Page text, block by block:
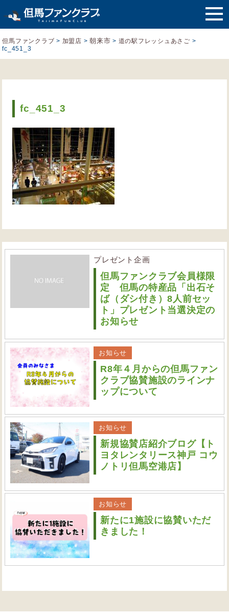
但馬ファンクラブ > 加盟店 >朝来市 > 道の駅フレッシュあさご >
fc_451_3
fc_451_3
プレゼント企画
但馬ファンクラブ会員様限
定 但馬の特産品「出石そ
ば（ダシ付き）8人前セッ
ト」プレゼント当選決定の
お知らせ
お知らせ
R8年４月からの但馬ファン
クラブ協賛施設のラインナ
ップについて
お知らせ
新規協賛店紹介ブログ【ト
ヨタレンタリース神戸 コウ
ノトリ但馬空港店】
お知らせ
新たに1施設に協賛いただ
きました！